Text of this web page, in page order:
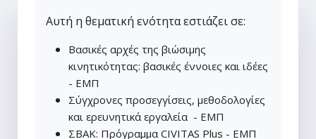
Αυτή η θεματική ενότητα εστιάζει σε:
Βασικές αρχές της βιώσιμης
κινητικότητας: βασικές έννοιες και ιδέες
- ΕΜΠ
Σύγχρονες προσεγγίσεις, μεθοδολογίες
και ερευνητικά εργαλεία - ΕΜΠ
ΣΒΑΚ: Πρόγραμμα CIVITAS Plus - ΕΜΠ